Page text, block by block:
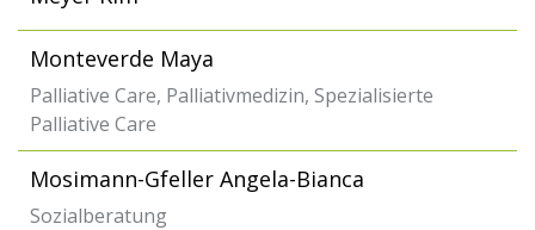
Monteverde Maya
Palliative Care, Palliativmedizin, Spezialisierte
Palliative Care
Mosimann-Gfeller Angela-Bianca
Sozialberatung